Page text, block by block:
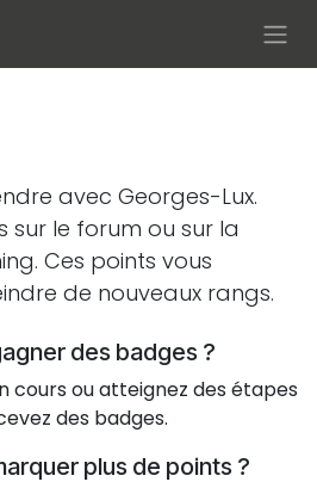
avec Georges-Lux.
sur le forum ou sur la
Ces points vous
de nouveaux rangs.
des badges ?
cours ou atteignez des étapes
des badges.
plus de points ?